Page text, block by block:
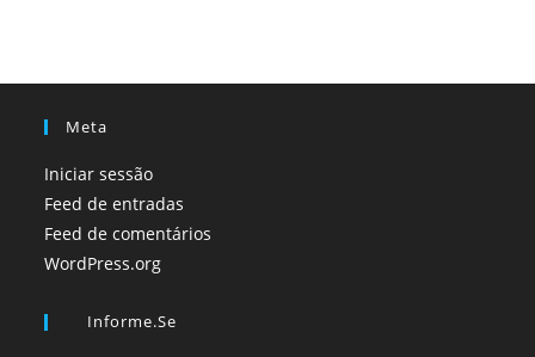
Meta
Iniciar sessão
Feed de entradas
Feed de comentários
WordPress.org
Informe.se